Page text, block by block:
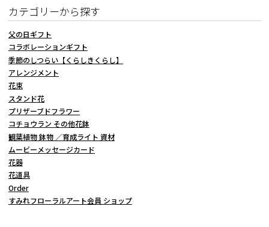
カテゴリーから探す
父の日ギフト
コラボレーションギフト
季節のしつらい【くらしきくらし】
アレンジメント
花束
スタンド花
プリザーブドフラワー
コチョウラン その他花鉢
観葉植物 鉢物 ／育成ライト 資材
ムービーメッセージカード
花器
花道具
Order
すみれフローラルアート会員 ショップ